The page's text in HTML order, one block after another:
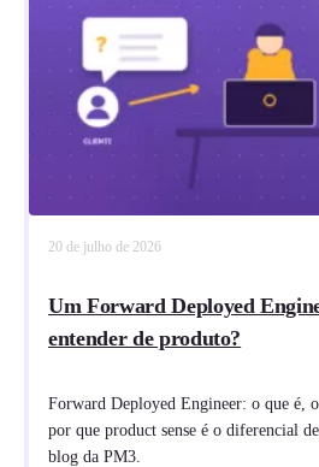
20 de julho de 2026
Um Forward Deployed
entender de produto?
Forward Deployed Engineer: o que é,
por que product sense é o diferencial
blog da PM3.